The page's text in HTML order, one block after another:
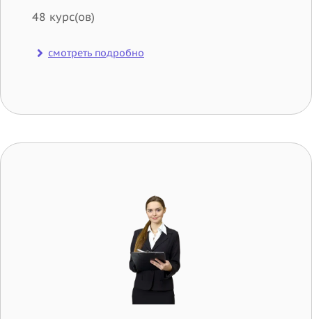
48 курс(ов)
смотреть подробно